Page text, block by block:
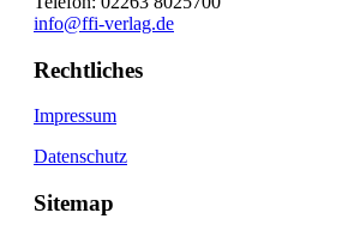
info@ffi-verlag.de
Rechtliches
Impressum
Datenschutz
Sitemap